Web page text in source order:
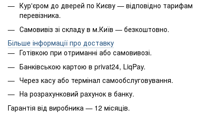
Кур'єром до дверей по Києву — відповідно тарифам
перевізника.
Самовивіз зі складу в м.Київ — безкоштовно.
Більше інформації про доставку
Готівкою при отриманні або самовивозі.
Банківською картою в privat24, LiqPay.
Через касу або термінал самообслуговування.
На розрахунковий рахунок в банку.
Гарантія від виробника — 12 місяців.